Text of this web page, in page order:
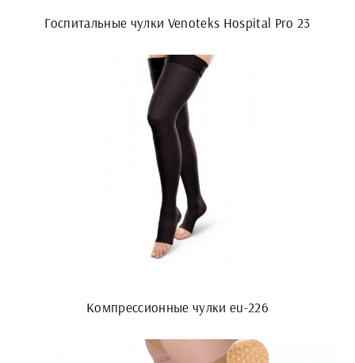
Госпитальные чулки Venoteks Hospital Pro 23
Компрессионные чулки eu-226